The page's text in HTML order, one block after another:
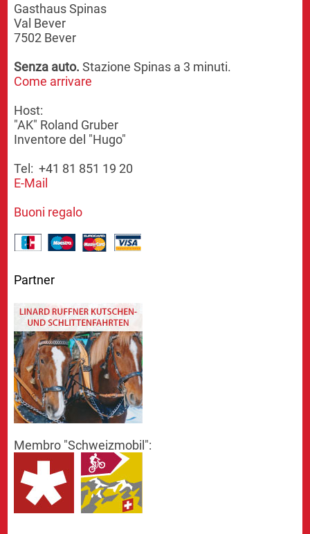
Gasthaus Spinas
Val Bever
7502 Bever
Senza auto. Stazione Spinas a 3 minuti.
Come arrivare
Host:
"AK" Roland Gruber
Inventore del "Hugo"
Tel: +41 81 851 19 20
E-Mail
Buoni regalo
Partner
Membro "Schweizmobil":